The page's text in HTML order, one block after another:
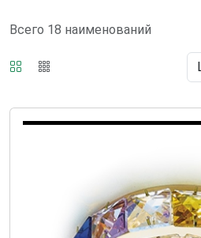
Всего 18 наименований